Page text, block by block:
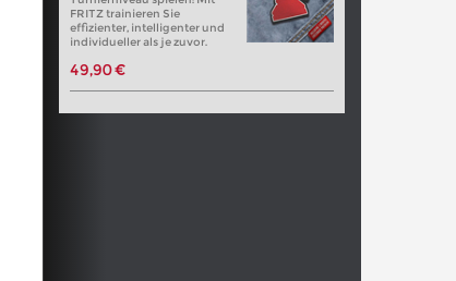
FRITZ trainieren Sie
effizienter, intelligenter und
individueller als je zuvor.
49,90 €